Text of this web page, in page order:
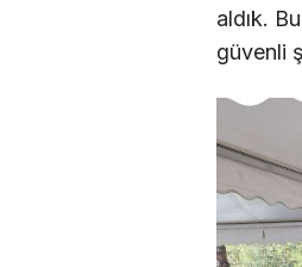
aldık.
güvenli